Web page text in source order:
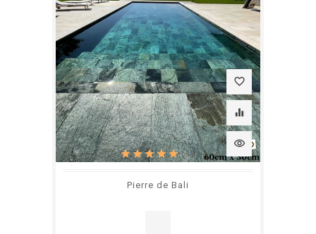
favorite_border
equalizer
visibility
(1)
Pierre de Bali